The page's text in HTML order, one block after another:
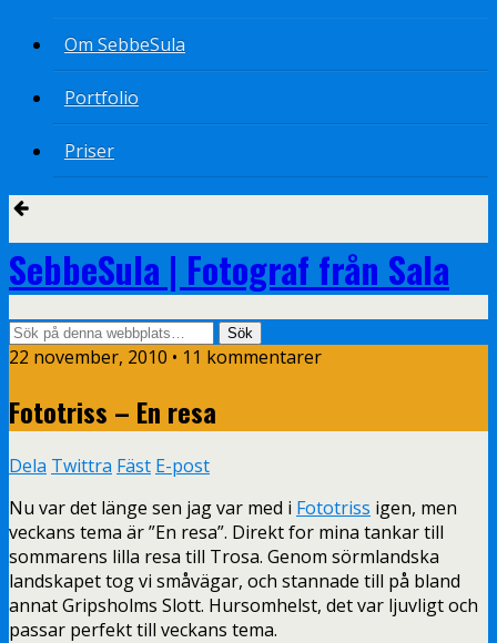
Om SebbeSula
Portfolio
Priser
SebbeSula | Fotograf från Sala
22 november, 2010 • 11 kommentarer
Fototriss – En resa
Dela Twittra Fäst E-post
Nu var det länge sen jag var med i Fototriss igen, men
veckans tema är ”En resa”. Direkt for mina tankar till
sommarens lilla resa till Trosa. Genom sörmlandska
landskapet tog vi småvägar, och stannade till på bland
annat Gripsholms Slott. Hursomhelst, det var ljuvligt och
passar perfekt till veckans tema.